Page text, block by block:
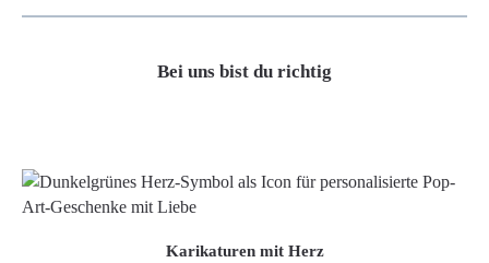
Bei uns bist du richtig
Karikaturen mit Herz